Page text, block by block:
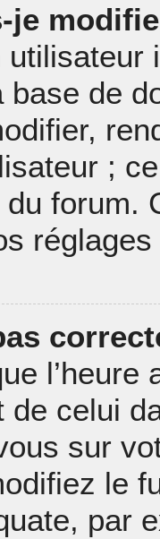
je
de
;
forum.
de celui
sur
le
par